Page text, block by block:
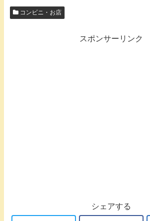
コンビニ・お店
スポンサーリンク
シェアする